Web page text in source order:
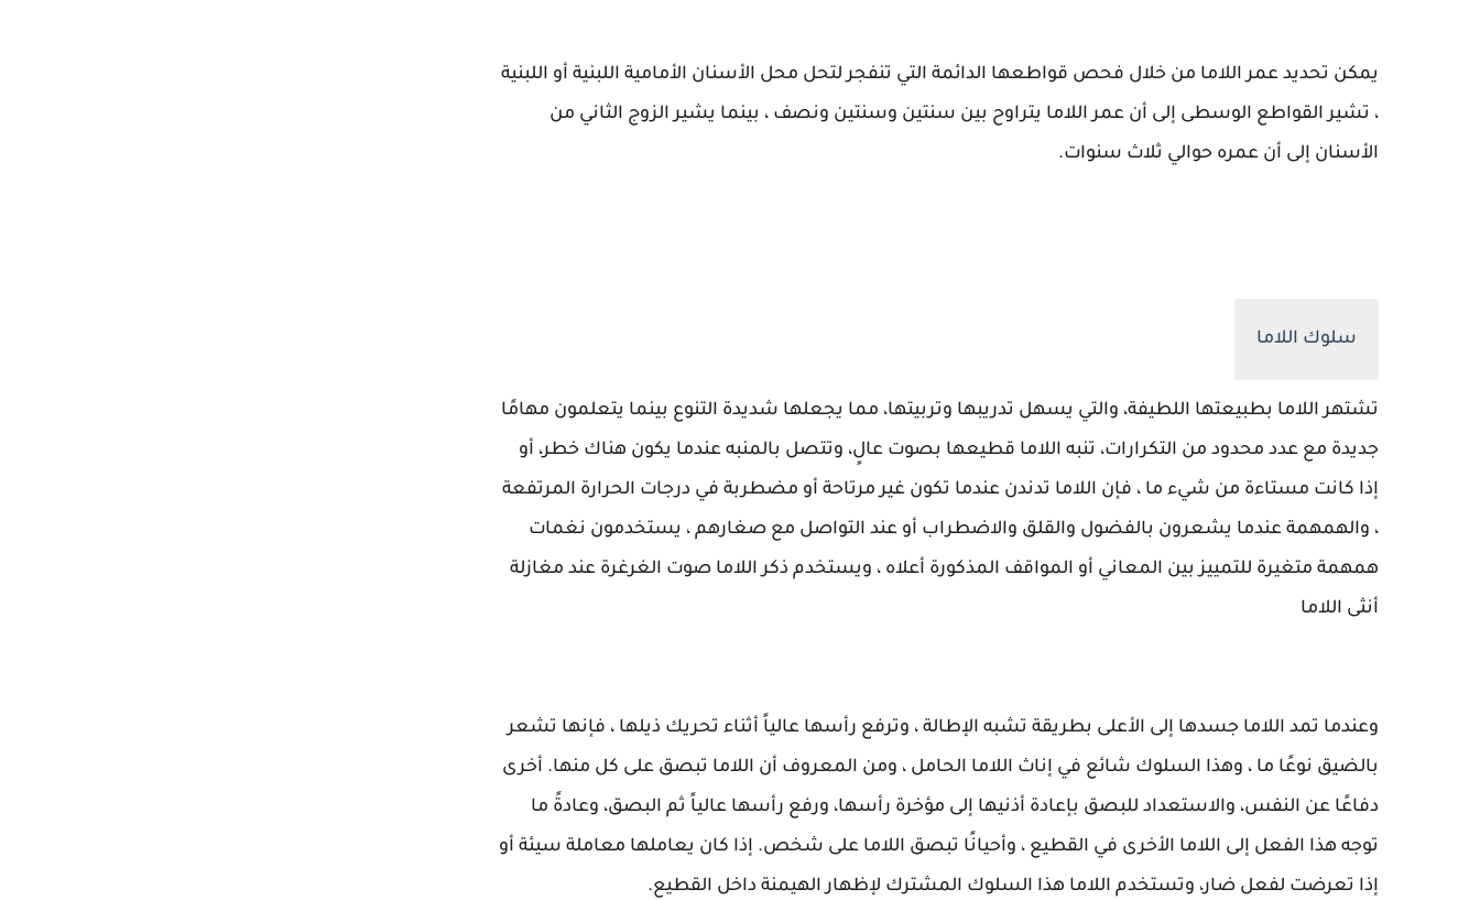
يمكن تحديد عمر اللاما من خلال فحص قواطعها الدائمة التي تنفجر لتحل محل الأسنان الأمامية اللبنية أو اللبنية
، تشير القواطع الوسطى إلى أن عمر اللاما يتراوح بين سنتين وسنتين ونصف ، بينما يشير الزوج الثاني من
الأسنان إلى أن عمره حوالي ثلاث سنوات.
سلوك اللاما
تشتهر اللاما بطبيعتها اللطيفة، والتي يسهل تدريبها وتربيتها، مما يجعلها شديدة التنوع بينما يتعلمون مهامًا
جديدة مع عدد محدود من التكرارات، تنبه اللاما قطيعها بصوت عالٍ، وتتصل بالمنبه عندما يكون هناك خطر، أو
إذا كانت مستاءة من شيء ما ، فإن اللاما تدندن عندما تكون غير مرتاحة أو مضطربة في درجات الحرارة المرتفعة
، والهمهمة عندما يشعرون بالفضول والقلق والاضطراب أو عند التواصل مع صغارهم ، يستخدمون نغمات
همهمة متغيرة للتمييز بين المعاني أو المواقف المذكورة أعلاه ، ويستخدم ذكر اللاما صوت الغرغرة عند مغازلة
أنثى اللاما
وعندما تمد اللاما جسدها إلى الأعلى بطريقة تشبه الإطالة ، وترفع رأسها عالياً أثناء تحريك ذيلها ، فإنها تشعر
بالضيق نوعًا ما ، وهذا السلوك شائع في إناث اللاما الحامل ، ومن المعروف أن اللاما تبصق على كل منها. أخرى
دفاعًا عن النفس، والاستعداد للبصق بإعادة أذنيها إلى مؤخرة رأسها، ورفع رأسها عالياً ثم البصق، وعادةً ما
توجه هذا الفعل إلى اللاما الأخرى في القطيع ، وأحيانًا تبصق اللاما على شخص. إذا كان يعاملها معاملة سيئة أو
إذا تعرضت لفعل ضار، وتستخدم اللاما هذا السلوك المشترك لإظهار الهيمنة داخل القطيع.